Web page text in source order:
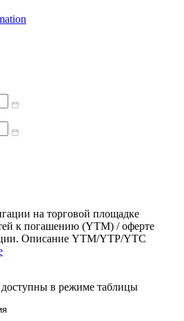
на торговой площадке
к погашению (YTM) / оферте
Описание YTM/YTP/YTC
в режиме таблицы